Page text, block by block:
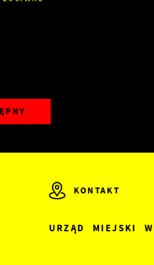
KONTAKT
URZĄD MIEJSKI